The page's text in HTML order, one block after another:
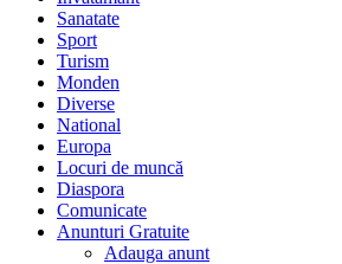
Sanatate
Sport
Turism
Monden
Diverse
National
Europa
Locuri de muncă
Diaspora
Comunicate
Anunturi Gratuite
Adauga anunt